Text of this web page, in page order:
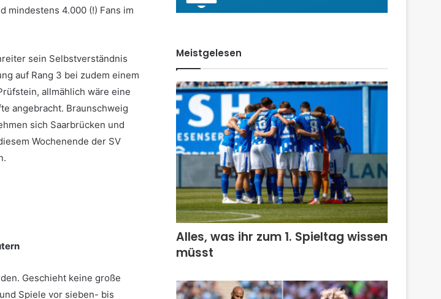
mindestens 4.000 (!) Fans im
sein Selbstverständnis
auf Rang 3 bei zudem einem
allmählich wäre eine
angebracht. Braunschweig
sich Saarbrücken und
Wochenende der SV
Geschieht keine große
Spiele vor sieben- bis
Meistgelesen
Alles, was ihr zum 1. Spieltag wissen
müsst